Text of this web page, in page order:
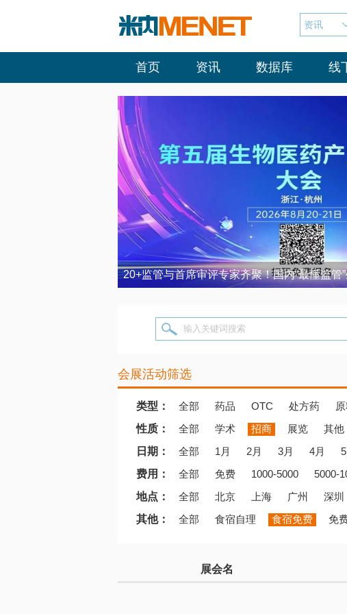
资讯
首页 资讯 数据库 线
20+监管与首席审评专家齐聚！国内“最懂监管
输入关键词搜索
会展活动筛选
类型： 全部 药品 OTC 处方药
性质：
全部 学术 招商 展览
其他
日期：
全部 1月 2月 3月 4月
费用：
全部 免费 1000-5000 5000-
地点：
全部 北京 上海 广州 深圳
其他：
全部 食宿自理 食宿免费 免
展会名